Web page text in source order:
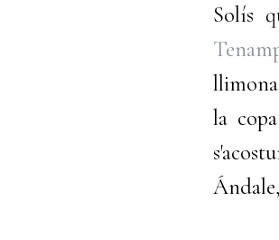
Solís
la